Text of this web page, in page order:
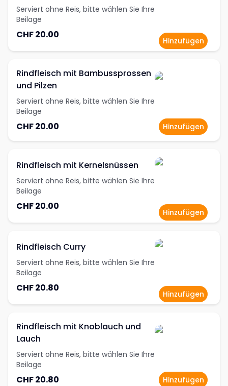
Serviert ohne Reis, bitte wählen Sie Ihre
Beilage
CHF 20.00
Hinzufügen
Rindfleisch mit Bambussprossen
und Pilzen
Serviert ohne Reis, bitte wählen Sie Ihre
Beilage
CHF 20.00 Hinzufügen
Rindfleisch mit Kernelsnüssen
Serviert ohne Reis, bitte wählen Sie Ihre
Beilage
CHF 20.00
Hinzufügen
Rindfleisch Curry
Serviert ohne Reis, bitte wählen Sie Ihre
Beilage
CHF 20.80
Hinzufügen
Rindfleisch mit Knoblauch und
Lauch
Serviert ohne Reis, bitte wählen Sie Ihre
Beilage
CHF 20.80 Hinzufügen